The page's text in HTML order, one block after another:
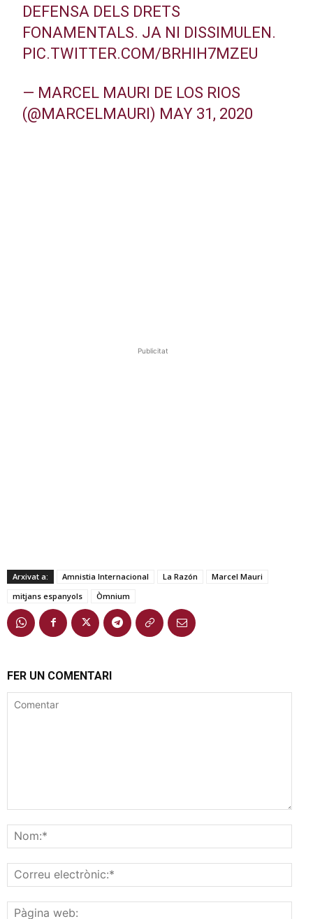
DEFENSA DELS DRETS
FONAMENTALS. JA NI DISSIMULEN.
PIC.TWITTER.COM/BRHIH7MZEU
— MARCEL MAURI DE LOS RIOS
(@MARCELMAURI) MAY 31, 2020
Publicitat
Arxivat a: Amnistia Internacional La Razón
Marcel Mauri
mitjans espanyols
Òmnium
FER UN COMENTARI